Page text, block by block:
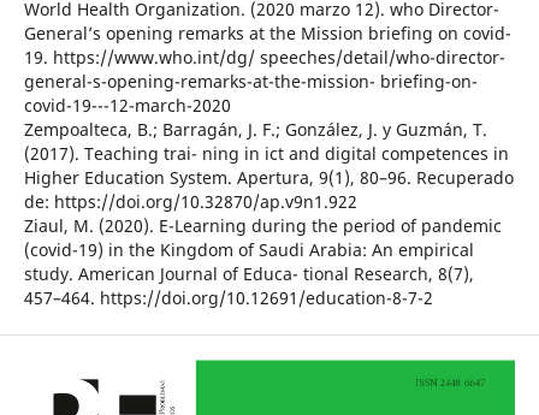
World Health Organization. (2020 marzo 12). who Director-
General’s opening remarks at the Mission briefing on covid-
19. https://www.who.int/dg/ speeches/detail/who-director-
general-s-opening-remarks-at-the-mission- briefing-on-
covid-19---12-march-2020
Zempoalteca, B.; Barragán, J. F.; González, J. y Guzmán, T.
(2017). Teaching trai- ning in ict and digital competences in
Higher Education System. Apertura, 9(1), 80–96. Recuperado
de: https://doi.org/10.32870/ap.v9n1.922
Ziaul, M. (2020). E-Learning during the period of pandemic
(covid-19) in the Kingdom of Saudi Arabia: An empirical
study. American Journal of Educa- tional Research, 8(7),
457–464. https://doi.org/10.12691/education-8-7-2